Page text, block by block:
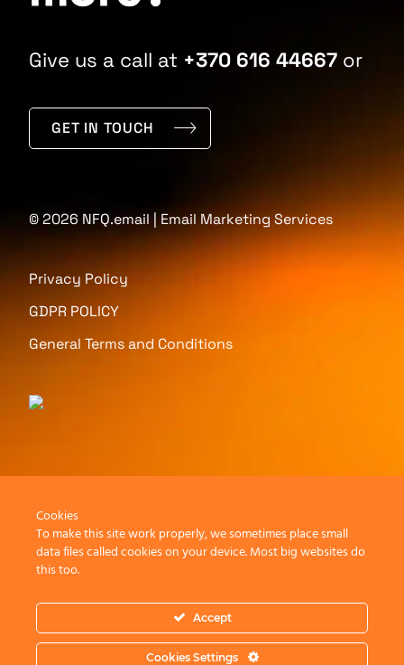
Give us a call at +370 616 44667 or
GET IN TOUCH
© 2026 NFQ.email | Email Marketing Services
Privacy Policy
GDPR POLICY
General Terms and Conditions
Cookies
To make this site work properly, we sometimes place small
data files called cookies on your device. Most big websites do
this too.
Accept
Cookies Settings